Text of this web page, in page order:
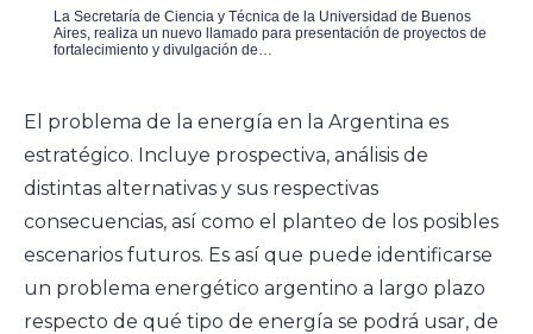
La Secretaría de Ciencia y Técnica de la Universidad de Buenos
Aires, realiza un nuevo llamado para presentación de proyectos de
fortalecimiento y divulgación de…
El problema de la energía en la Argentina es
estratégico. Incluye prospectiva, análisis de
distintas alternativas y sus respectivas
consecuencias, así como el planteo de los posibles
escenarios futuros. Es así que puede identificarse
un problema energético argentino a largo plazo
respecto de qué tipo de energía se podrá usar, de